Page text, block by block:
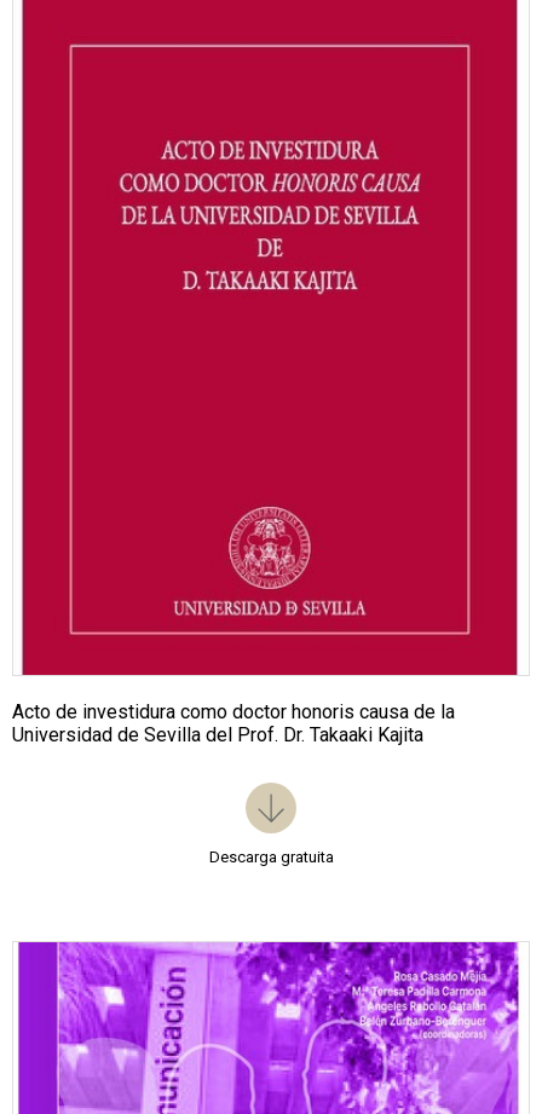
Acto de investidura como doctor honoris causa de la
Universidad de Sevilla del Prof. Dr. Takaaki Kajita
Descarga gratuita